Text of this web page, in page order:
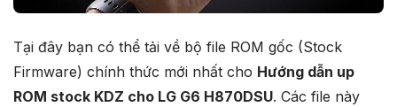
Tại đây bạn có thể tải về bộ file ROM gốc (Stock
Firmware) chính thức mới nhất cho Hướng dẫn up
ROM stock KDZ cho LG G6 H870DSU. Các file này